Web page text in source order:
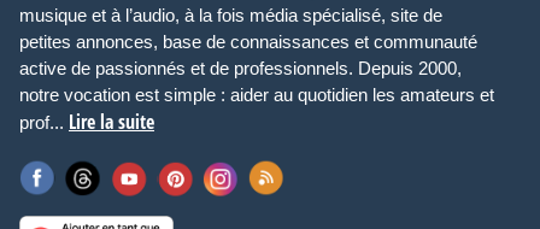
musique et à l’audio, à la fois média spécialisé, site de
petites annonces, base de connaissances et communauté
active de passionnés et de professionnels. Depuis 2000,
notre vocation est simple : aider au quotidien les amateurs et
prof... Lire la suite